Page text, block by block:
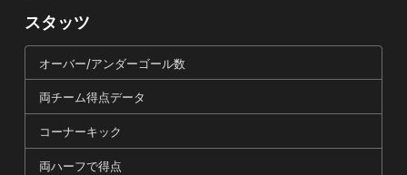
スタッツ
オーバー/アンダーゴール数
両チーム得点データ
コーナーキック
両ハーフで得点